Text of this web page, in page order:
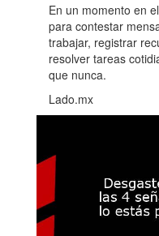
En un momento en
para contestar
trabajar, registrar
resolver tareas
que nunca.
Lado.mx